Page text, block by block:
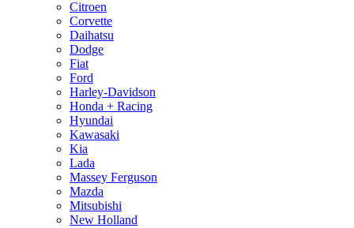
Citroen
Corvette
Daihatsu
Dodge
Fiat
Ford
Harley-Davidson
Honda + Racing
Hyundai
Kawasaki
Kia
Lada
Massey Ferguson
Mazda
Mitsubishi
New Holland